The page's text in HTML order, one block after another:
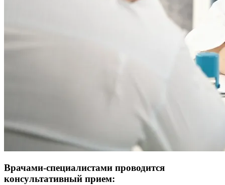
Врачами-специалистами проводится
консультативный прием: